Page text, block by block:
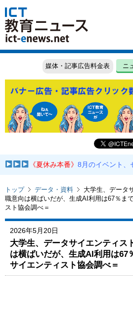
媒体・記事広告料金表 ニ
《夏休み本番》8月のイベント、
トップ データ・資料
大学生、データ
職意向は横ばいだが、生成AI利用は67％ま
スト協会調べ＝
2026年5月20日
大学生、データサイエンティス
は横ばいだが、生成AI利用は67
サイエンティスト協会調べ＝